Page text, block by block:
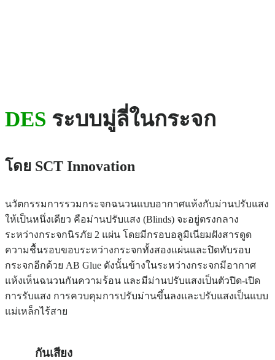
DES ระบบมู่ลี่ในกระจก
โดย SCT Innovation
นวัตกรรมการรวมกระจกฉนวนแบบอากาศแห้งกับม่านปรับแสง
ให้เป็นหนึ่งเดียว คือม่านปรับแสง (Blinds) จะอยู่ตรงกลาง
ระหว่างกระจกนิรภัย 2 แผ่น โดยมีกรอบอลูมิเนียมฝังสารดูด
ความชื้นรอบขอบระหว่างกระจกทั้งสองแผ่นและปิดทับรอบ
กระจกอีกด้วย AB Glue ดังนั้นข้างในระหว่างกระจกมีอากาศ
แห้งเห็นฉนวนกันความร้อน และมีม่านปรับแสงเป็นตัวปิด-เปิด
การรับแสง การควบคุมการปรับม่านขึ้นลงและปรับแสงเป็นแบบ
แม่เหล็กไร้สาย
กันเสียง